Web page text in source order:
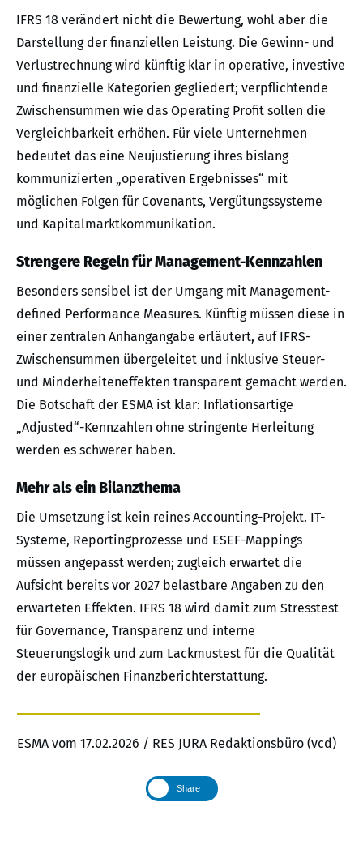
IFRS 18 verändert nicht die Bewertung, wohl aber die
Darstellung der finanziellen Leistung. Die Gewinn- und
Verlustrechnung wird künftig klar in operative, investive
und finanzielle Kategorien gegliedert; verpflichtende
Zwischensummen wie das Operating Profit sollen die
Vergleichbarkeit erhöhen. Für viele Unternehmen
bedeutet das eine Neujustierung ihres bislang
kommunizierten „operativen Ergebnisses“ mit
möglichen Folgen für Covenants, Vergütungssysteme
und Kapitalmarktkommunikation.
Strengere Regeln für Management-Kennzahlen
Besonders sensibel ist der Umgang mit Management-
defined Performance Measures. Künftig müssen diese in
einer zentralen Anhangangabe erläutert, auf IFRS-
Zwischensummen übergeleitet und inklusive Steuer-
und Minderheiteneffekten transparent gemacht werden.
Die Botschaft der ESMA ist klar: Inflationsartige
„Adjusted“-Kennzahlen ohne stringente Herleitung
werden es schwerer haben.
Mehr als ein Bilanzthema
Die Umsetzung ist kein reines Accounting-Projekt. IT-
Systeme, Reportingprozesse und ESEF-Mappings
müssen angepasst werden; zugleich erwartet die
Aufsicht bereits vor 2027 belastbare Angaben zu den
erwarteten Effekten. IFRS 18 wird damit zum Stresstest
für Governance, Transparenz und interne
Steuerungslogik und zum Lackmustest für die Qualität
der europäischen Finanzberichterstattung.
ESMA vom 17.02.2026 / RES JURA Redaktionsbüro (vcd)
Share